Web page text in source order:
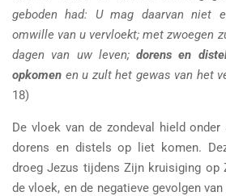
geboden had: U mag daarvan niet
omwille van u vervloekt; met zwoegen
dagen van uw leven;dorens en
opkomen en u zult het gewas van het
18)
De vloek van de zondeval hield
dorens en distels op liet komen.
droeg Jezus tijdens Zijn kruisiging op
de vloek, en de negatieve gevolgen